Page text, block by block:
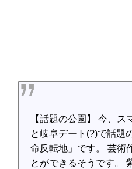
【話題の公園】 今、
と岐阜デート(?)で話題
命反転地」です。 芸術
とができるそうです。